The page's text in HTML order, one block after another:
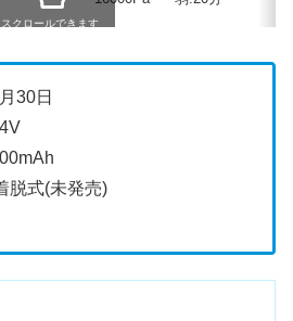
スクロールできます
30日
脱式(未発売)